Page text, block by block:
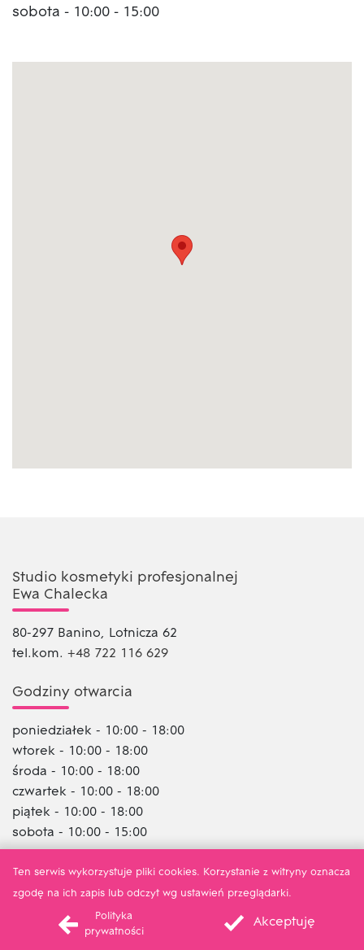
sobota - 10:00 - 15:00
Studio kosmetyki profesjonalnej
Ewa Chalecka
80-297 Banino, Lotnicza 62
tel.kom. +48 722 116 629
Godziny otwarcia
poniedziałek - 10:00 - 18:00
wtorek - 10:00 - 18:00
środa - 10:00 - 18:00
czwartek - 10:00 - 18:00
piątek - 10:00 - 18:00
sobota - 10:00 - 15:00
© 2021 Webtom.pl strony www Piła
Polityka
prywatności
Ten serwis wykorzystuje pliki cookies. Korzystanie z witryny oznacza
zgodę na ich zapis lub odczyt wg ustawień przeglądarki.
Akceptuję